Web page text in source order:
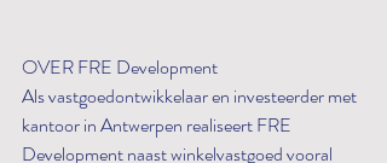
OVER FRE Development
Als vastgoedontwikkelaar en investeerder met
kantoor in Antwerpen realiseert FRE
Development naast winkelvastgoed vooral